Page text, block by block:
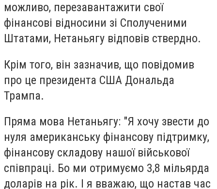
можливо, перезавантажити свої
фінансові відносини зі Сполученими
Штатами, Нетаньягу відповів ствердно.
Крім того, він зазначив, що повідомив
про це президента США Дональда
Трампа.
Пряма мова Нетаньягу: "Я хочу звести до
нуля американську фінансову підтримку,
фінансову складову нашої військової
співпраці. Бо ми отримуємо 3,8 мільярда
доларів на рік. І я вважаю, що настав час